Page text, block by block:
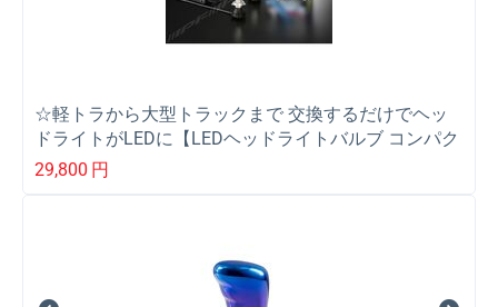
☆軽トラから大型トラックまで 交換するだけでヘッ
ドライトがLEDに【LEDヘッドライトバルブ コンパク
ト 6500K H4 12V/24V 共用 141HLB】 激光！優れ物
29,800 円